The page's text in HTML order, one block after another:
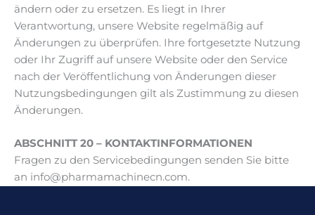
ändern oder zu ersetzen. Es liegt in Ihrer
Verantwortung, unsere Website regelmäßig auf
Änderungen zu überprüfen. Ihre fortgesetzte Nutzung
oder Ihr Zugriff auf unsere Website oder den Service
nach der Veröffentlichung von Änderungen dieser
Nutzungsbedingungen gilt als Zustimmung zu diesen
Änderungen.
ABSCHNITT 20 – KONTAKTINFORMATIONEN
Fragen zu den Servicebedingungen senden Sie bitte
an info@pharmamachinecn.com.